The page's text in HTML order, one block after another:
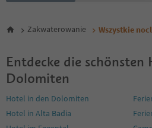
33
35
36
37
38
39
40
Zakwaterowanie Wszystkie
Entdecke die schönsten
Dolomiten
Hotel in den Dolomiten
Hotel in Alta Badia